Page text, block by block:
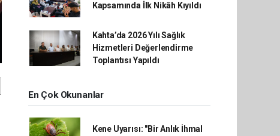
Kapsamında İlk Nikâh Kıyıldı
Kahta’da 2026 Yılı Sağlık
Hizmetleri Değerlendirme
Toplantısı Yapıldı
En Çok Okunanlar
Kene Uyarısı: "Bir Anlık İhmal